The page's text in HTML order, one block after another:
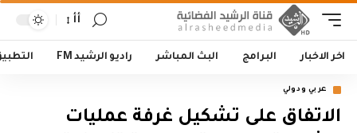
أأ
اخر الاخبار البرامج البث المباشر راديو الرشيد FM
عربي ودولي
الاتفاق على تشكيل غرفة عمليات